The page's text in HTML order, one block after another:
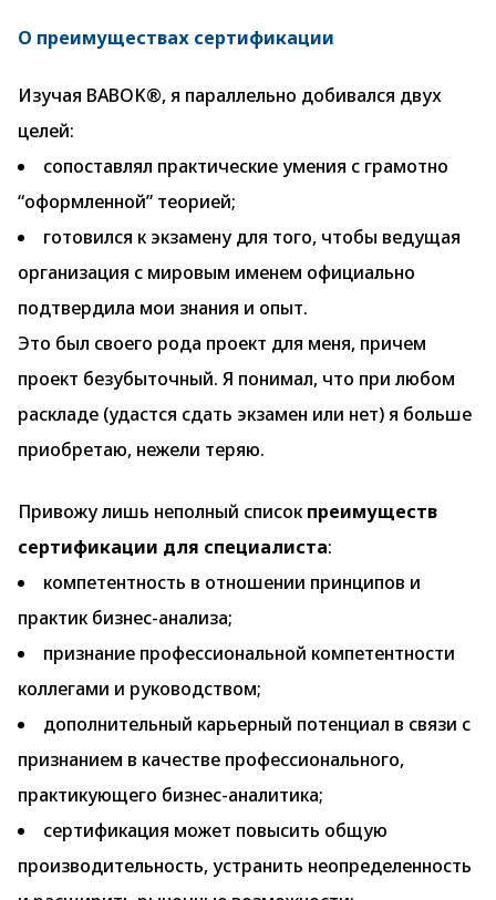
О преимуществах сертификации
Изучая BABOK®, я параллельно добивался двух
целей:
сопоставлял практические умения с грамотно
“оформленной” теорией;
готовился к экзамену для того, чтобы ведущая
организация с мировым именем официально
подтвердила мои знания и опыт.
Это был своего рода проект для меня, причем
проект безубыточный. Я понимал, что при любом
раскладе (удастся сдать экзамен или нет) я больше
приобретаю, нежели теряю.
Привожу лишь неполный список преимуществ
сертификации для специалиста:
компетентность в отношении принципов и
практик бизнес-анализа;
признание профессиональной компетентности
коллегами и руководством;
дополнительный карьерный потенциал в связи с
признанием в качестве профессионального,
практикующего бизнес-аналитика;
сертификация может повысить общую
производительность, устранить неопределенность